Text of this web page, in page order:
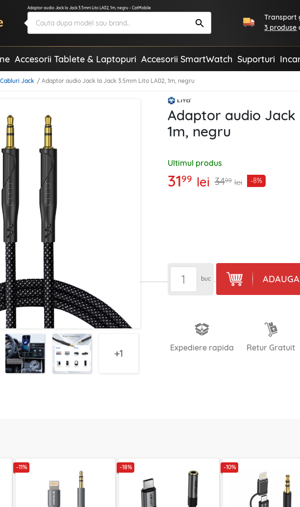
Adaptor audio Jack la Jack 3.5mm Lito LA02, 1m, negru - CatMobile
Transport
3 produse
Accesorii Tablete & Laptopuri Accesorii SmartWatch Suporturi
Cabluri Jack Adaptor audio Jack la Jack 3.5mm Lito LA02, 1m, negru
1
Adaptor audio Jack
1m, negru
Ultimul produs
3199 lei 3499 lei -8%
buc
Expediere rapida Retur Gratuit
-11% -18% -10%